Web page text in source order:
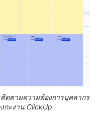
ดตามความต้องการบุคลากร
กะงาน ClickUp